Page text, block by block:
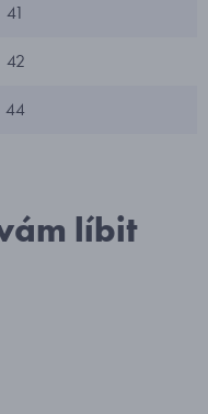
41
42
44
líbit